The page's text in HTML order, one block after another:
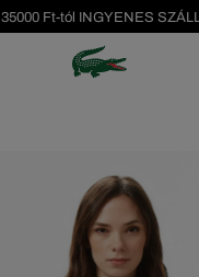
35000 Ft-tól INGYENES
Szezonális leárazás akár -